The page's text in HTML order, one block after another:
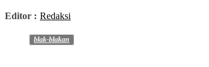
Editor : Redaksi
blak-blakan